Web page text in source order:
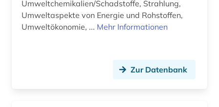
Umweltchemikalien/Schadstoffe, Strahlung,
Umweltaspekte von Energie und Rohstoffen,
Umweltökonomie, ... Mehr Informationen
Zur Datenbank